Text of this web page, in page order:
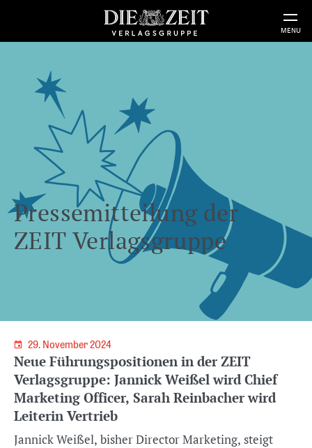
MENU
Pressemitteilung der
ZEIT Verlagsgruppe
29. November 2024
Neue Führungspositionen in der ZEIT
Verlagsgruppe: Jannick Weißel wird Chief
Marketing Officer, Sarah Reinbacher wird
Leiterin Vertrieb
Jannick Weißel, bisher Director Marketing, steigt